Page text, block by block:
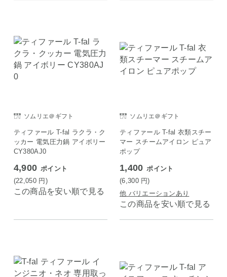
ソムリエ＠ギフト
ティファール T-fal ラクラ・ク
ッカー 電気圧力鍋 アイボリー
CY380AJ0
4,900 ポイント
(22,050 円)
この商品を安い順で見る
ソムリエ＠ギフト
ティファール T-fal 衣類スチー
マー スチームアイロン ピュア
ポップ
1,400 ポイント
(6,300 円)
他 バリエーションあり
この商品を安い順で見る